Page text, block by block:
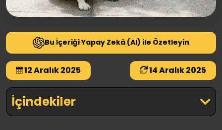
Bu İçeriği Yapay Zekâ (AI) ile Özetleyin
12 Aralık 2025 14 Aralık 2025
İçindekiler